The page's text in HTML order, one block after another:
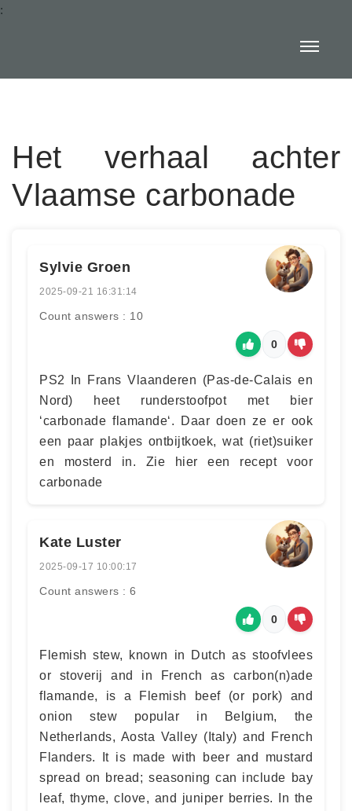
:
Het verhaal achter
Vlaamse carbonade
Sylvie Groen
2025-09-21 16:31:14
Count answers : 10
0
PS2 In Frans Vlaanderen (Pas-de-Calais en
Nord) heet runderstoofpot met bier
‘carbonade flamande‘. Daar doen ze er ook
een paar plakjes ontbijtkoek, wat (riet)suiker
en mosterd in. Zie hier een recept voor
carbonade
Kate Luster
2025-09-17 10:00:17
Count answers : 6
0
Flemish stew, known in Dutch as stoofvlees
or stoverij and in French as carbon(n)ade
flamande, is a Flemish beef (or pork) and
onion stew popular in Belgium, the
Netherlands, Aosta Valley (Italy) and French
Flanders. It is made with beer and mustard
spread on bread; seasoning can include bay
leaf, thyme, clove, and juniper berries. In the